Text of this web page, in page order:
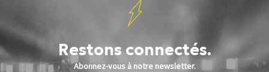
Restons connectés.
Abonnez-vous à notre newsletter.